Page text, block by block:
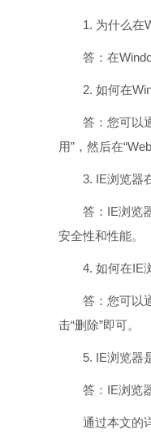
1. 为什么在
答：在
2. 如何在
答：您可以通
用”，然后在
3. IE浏览器在
答：IE浏览器
安全性和性能。
4. 如何在IE浏
答：您可以通
击“删除”即可。
5. IE浏览器是
答：IE浏览器
通过本文的详